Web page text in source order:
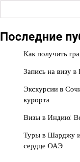
Последние
Как получить
Запись на визу
Экскурсии в
курорта
Визы в Индию:
Туры в Шарджу
сердце ОАЭ